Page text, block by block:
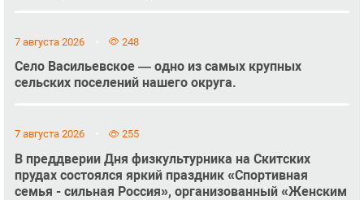
7 августа 2026 248
Село Васильевское — одно из самых крупных
сельских поселений нашего округа.
7 августа 2026 255
В преддверии Дня физкультурника на Скитских
прудах состоялся яркий праздник «Спортивная
семья - сильная Россия», организованный «Женским